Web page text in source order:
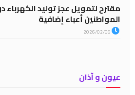
مقترح لتمويل عجز توليد
المواطنين أعباء إضافية
عيون و آذان